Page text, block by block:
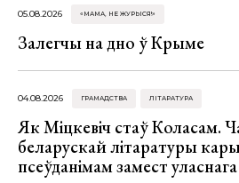
05.08.2026 «МАМА, НЕ ЖУРЫСЯ!»
Залегчы на дно ў Крыме
04.08.2026 ГРАМАДСТВА ЛІТАРАТУРА
Як Міцкевіч стаў Коласам.
беларускай літаратуры
псеўданімам замест